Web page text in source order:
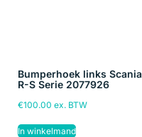
Bumperhoek links Scania
R-S Serie 2077926
€100.00 ex. BTW
In winkelmand